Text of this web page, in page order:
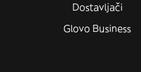
Dostavljači
Glovo Business